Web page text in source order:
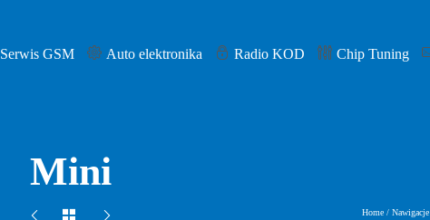
Serwis GSM Auto elektronika Radio KOD Chip Tuning
Mini
Home / Nawigacje